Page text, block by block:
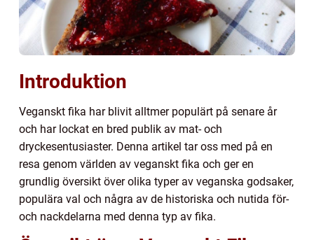
Introduktion
Veganskt fika har blivit alltmer populärt på senare år
och har lockat en bred publik av mat- och
dryckesentusiaster. Denna artikel tar oss med på en
resa genom världen av veganskt fika och ger en
grundlig översikt över olika typer av veganska godsaker,
populära val och några av de historiska och nutida för-
och nackdelarna med denna typ av fika.